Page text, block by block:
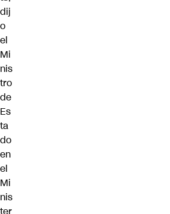
dij
o
el
Mi
nis
tro
de
Es
ta
do
en
el
Mi
nis
ter